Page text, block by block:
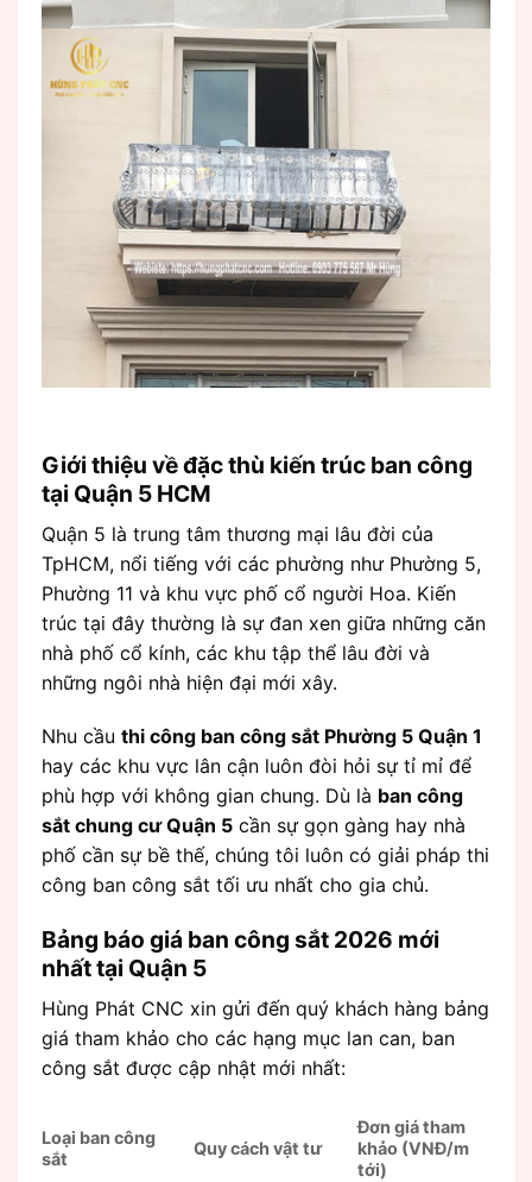
Giới thiệu về đặc thù kiến trúc ban công
tại Quận 5 HCM
Quận 5 là trung tâm thương mại lâu đời của
TpHCM, nổi tiếng với các phường như Phường 5,
Phường 11 và khu vực phố cổ người Hoa. Kiến
trúc tại đây thường là sự đan xen giữa những căn
nhà phố cổ kính, các khu tập thể lâu đời và
những ngôi nhà hiện đại mới xây.
Nhu cầu thi công ban công sắt Phường 5 Quận 1
hay các khu vực lân cận luôn đòi hỏi sự tỉ mỉ để
phù hợp với không gian chung. Dù là ban công
sắt chung cư Quận 5 cần sự gọn gàng hay nhà
phố cần sự bề thế, chúng tôi luôn có giải pháp thi
công ban công sắt tối ưu nhất cho gia chủ.
Bảng báo giá ban công sắt 2026 mới
nhất tại Quận 5
Hùng Phát CNC xin gửi đến quý khách hàng bảng
giá tham khảo cho các hạng mục lan can, ban
công sắt được cập nhật mới nhất:
Loại ban công
sắt
Quy cách vật tư
Đơn giá tham
khảo (VNĐ/m
tới)